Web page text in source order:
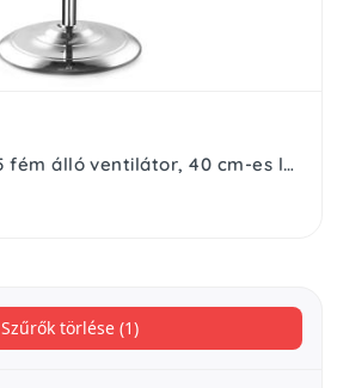
Szűrők törlése (1)
Techwood TVI-455 fém álló ventilátor, 40 cm-es lapátátmérő, 50 W, 3 sebesség, oszcillálás, hálózati tápellátás